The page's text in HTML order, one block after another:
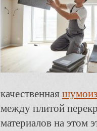
качественная
между плитой
материалов на этом